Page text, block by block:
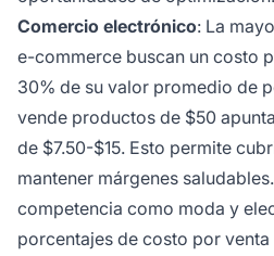
Comercio electrónico: La
e-commerce buscan un costo
30% de su valor promedio de
vende productos de $50
de $7.50-$15. Esto permite
mantener márgenes
competencia como moda y
porcentajes de costo por